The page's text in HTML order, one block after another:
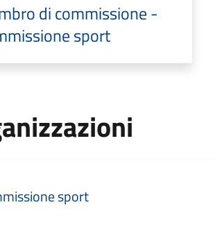
di commissione -
sport
sport